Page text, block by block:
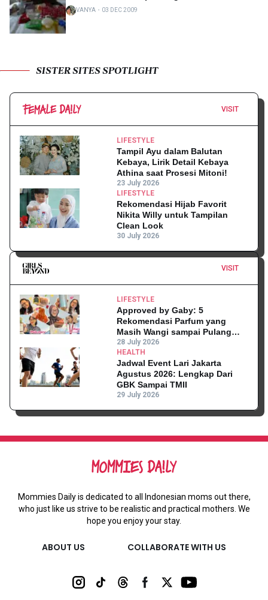
VANYA ・ 03 DEC 2009
SISTER SITES SPOTLIGHT
VISIT
LIFESTYLE
Tampil Ayu dalam Balutan
Kebaya, Lirik Detail Kebaya
Athina saat Prosesi Mitoni!
23 July 2026
LIFESTYLE
Rekomendasi Hijab Favorit
Nikita Willy untuk Tampilan
Clean Look
30 July 2026
VISIT
LIFESTYLE
Approved by Gaby: 5
Rekomendasi Parfum yang
Masih Wangi sampai Pulang
Kantor
28 July 2026
HEALTH
Jadwal Event Lari Jakarta
Agustus 2026: Lengkap Dari
GBK Sampai TMII
29 July 2026
Mommies Daily is dedicated to all Indonesian moms out there,
who just like us strive to be realistic and practical mothers. We
hope you enjoy your stay.
ABOUT US COLLABORATE WITH US